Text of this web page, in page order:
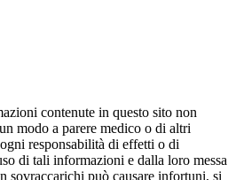
contenute in questo sito non
modo a parere medico o di altri
responsabilità di effetti o di
di tali informazioni e dalla loro messa
sovraccarichi può causare infortuni, si